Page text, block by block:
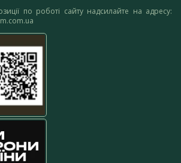
по роботі сайту надсилайте на адресу: